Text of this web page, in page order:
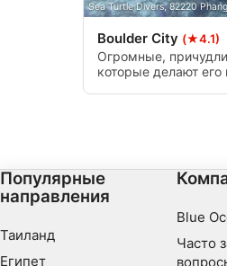
Sea Turtle Divers, 82220
Boulder City (★4.1)
Огромные,
которые делают
Популярные
направления
Таиланд
Египет
Blue
Часто